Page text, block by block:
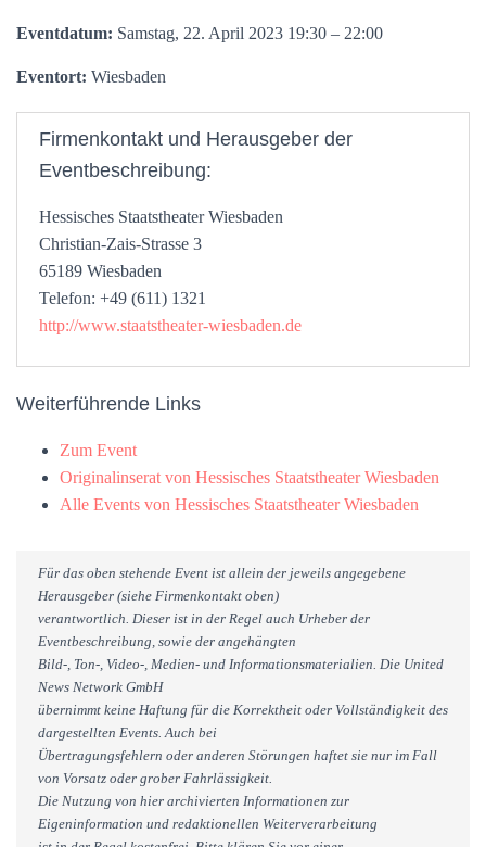
Eventdatum: Samstag, 22. April 2023 19:30 – 22:00
Eventort: Wiesbaden
Firmenkontakt und Herausgeber der
Eventbeschreibung:
Hessisches Staatstheater Wiesbaden
Christian-Zais-Strasse 3
65189 Wiesbaden
Telefon: +49 (611) 1321
http://www.staatstheater-wiesbaden.de
Weiterführende Links
Zum Event
Originalinserat von Hessisches Staatstheater Wiesbaden
Alle Events von Hessisches Staatstheater Wiesbaden
Für das oben stehende Event ist allein der jeweils angegebene
Herausgeber (siehe Firmenkontakt oben)
verantwortlich. Dieser ist in der Regel auch Urheber der
Eventbeschreibung, sowie der angehängten
Bild-, Ton-, Video-, Medien- und Informationsmaterialien. Die United
News Network GmbH
übernimmt keine Haftung für die Korrektheit oder Vollständigkeit des
dargestellten Events. Auch bei
Übertragungsfehlern oder anderen Störungen haftet sie nur im Fall
von Vorsatz oder grober Fahrlässigkeit.
Die Nutzung von hier archivierten Informationen zur
Eigeninformation und redaktionellen Weiterverarbeitung